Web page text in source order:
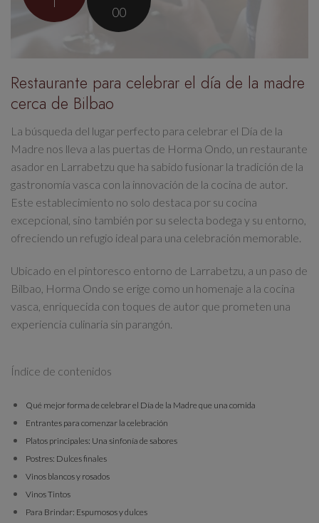
00
Restaurante para celebrar el día de la madre
cerca de Bilbao
La búsqueda del lugar perfecto para celebrar el Día de la
Madre nos lleva a las puertas de Horma Ondo, un restaurante
asador en Larrabetzu que ha sabido fusionar la tradición de la
gastronomía vasca con la innovación de la cocina de autor.
Este establecimiento no solo destaca por su cocina
excepcional, sino también por su selecta bodega y su entorno,
ofreciendo un refugio ideal para una celebración memorable.
Ubicado en el pintoresco entorno de Larrabetzu, a un paso de
Bilbao, Horma Ondo se erige como un homenaje a la cocina
vasca , enriquecida con toques de autor que prometen una
experiencia culinaria sin parangón.
Índice de contenidos
Qué mejor forma de celebrar el Día de la Madre que una comida
Entrantes para comenzar la celebración
Platos principales: Una sinfonía de sabores
Postres: Dulces finales
Vinos blancos y rosados
Vinos Tintos
Para Brindar: Espumosos y dulces